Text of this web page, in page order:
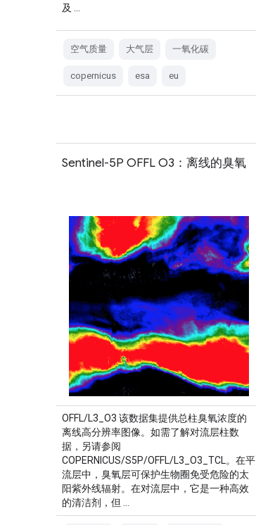
及 …
空气质量 大气层 一氧化碳
copernicus esa eu
Sentinel-5P OFFL O3：离线的臭氧
OFFL/L3_O3 该数据集提供总柱臭氧浓度的
离线高分辨率图像。如需了解对流层柱数
据，另请参阅
COPERNICUS/S5P/OFFL/L3_O3_TCL。在平
流层中，臭氧层可保护生物圈免受危险的太
阳紫外线辐射。在对流层中，它是一种高效
的清洁剂，但 …